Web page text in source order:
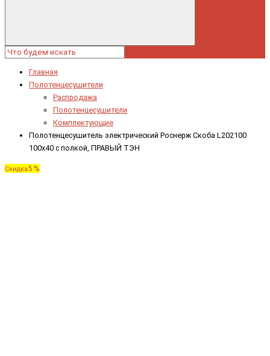
Главная
Полотенцесушители
Распродажа
Полотенцесушители
Комплектующие
Полотенцесушитель электрический Роснерж Скоба L202100
100x40 с полкой, ПРАВЫЙ ТЭН
Скидка5 %